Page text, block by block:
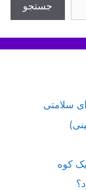
جستجو
سلامتی
کوه